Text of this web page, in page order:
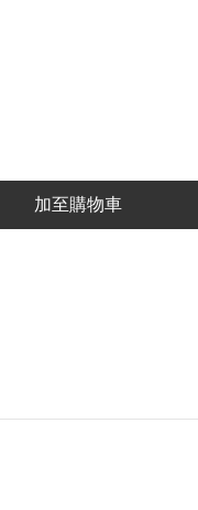
加至購物車